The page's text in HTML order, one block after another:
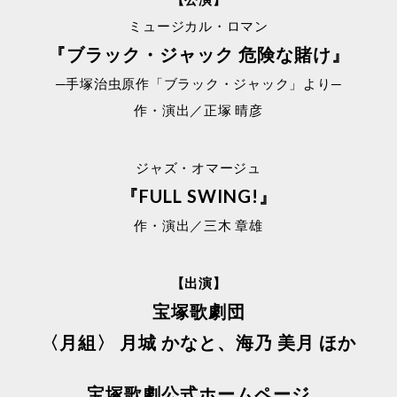
ミュージカル・ロマン
『ブラック・ジャック 危険な賭け』
─手塚治虫原作「ブラック・ジャック」より─
作・演出／正塚 晴彦
ジャズ・オマージュ
『FULL SWING!』
作・演出／三木 章雄
【出演】
宝塚歌劇団
〈月組〉 月城 かなと、海乃 美月 ほか